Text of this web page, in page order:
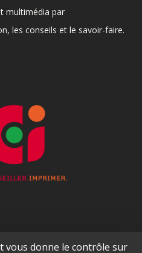
multimédia par
les conseils et le savoir-faire.
vous donne le contrôle sur